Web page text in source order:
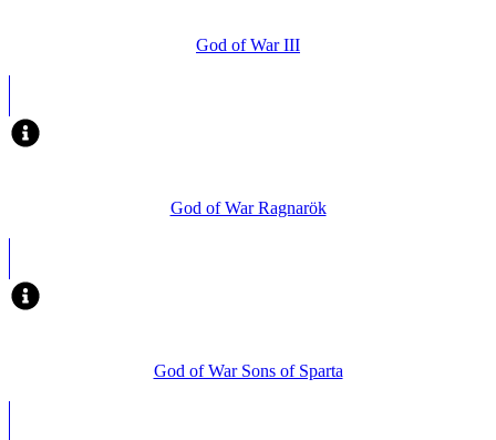
God of War III
God of War Ragnarök
God of War Sons of Sparta